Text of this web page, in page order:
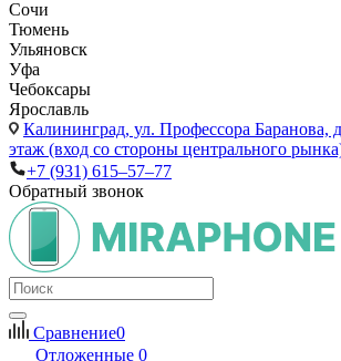
Сочи
Тюмень
Ульяновск
Уфа
Чебоксары
Ярославль
Калининград, ул. Профессора Баранова,
этаж (вход со стороны центрального
+7 (931) 615‒57‒77
Обратный звонок
Сравнение0
Отложенные 0